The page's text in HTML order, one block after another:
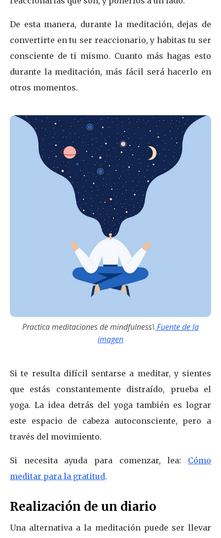
De esta manera, durante la meditación, dejas de
convertirte en tu ser reaccionario, y habitas tu ser
consciente de ti mismo. Cuanto más hagas esto
durante la meditación, más fácil será hacerlo en
otros momentos.
Practica meditaciones de mindfulness\ Fuente de la
imagen
Si te resulta difícil sentarse a meditar, y sientes
que estás constantemente distraído, prueba el
yoga. La idea detrás del yoga también es lograr
este espacio de cabeza autoconsciente, pero a
través del movimiento.
Si necesita ayuda para comenzar, lea: Cómo
meditar para la gratitud.
Realización de un diario
Una alternativa a la meditación puede ser llevar